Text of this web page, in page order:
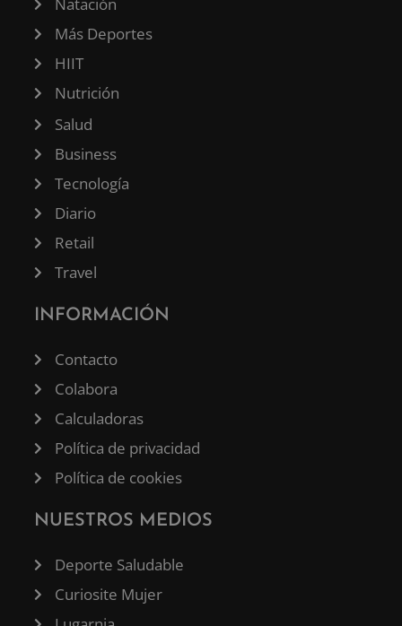
Natación
Más Deportes
HIIT
Nutrición
Salud
Business
Tecnología
Diario
Retail
Travel
INFORMACIÓN
Contacto
Colabora
Calculadoras
Política de privacidad
Política de cookies
NUESTROS MEDIOS
Deporte Saludable
Curiosite Mujer